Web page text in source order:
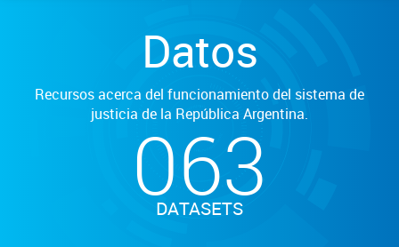
Datos
Recursos acerca del funcionamiento del sistema de
justicia de la República Argentina.
063
DATASETS